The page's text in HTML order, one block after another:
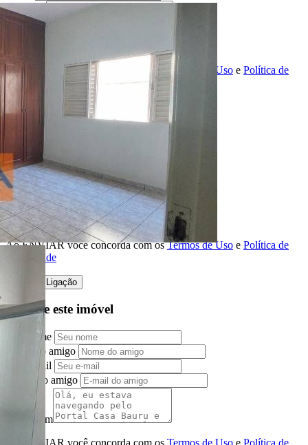
Telefone
Ao ENVIAR você concorda com os
Termos de Uso e Política de
Privacidade
enviar mensagem
Ligamos para você
Nome
Telefone
Melhor horário para ligar
Ao ENVIAR você concorda com osTermos de Uso e Política de
Privacidade
Solicitar Ligação
Indique este imóvel
Seu Nome
Nome do amigo
Seu e-mail
E-mail do amigo
Mensagem
Ao ENVIAR você concorda com os Termos de Uso e Política de